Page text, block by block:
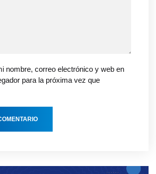
nombre, correo electrónico y web en
para la próxima vez que